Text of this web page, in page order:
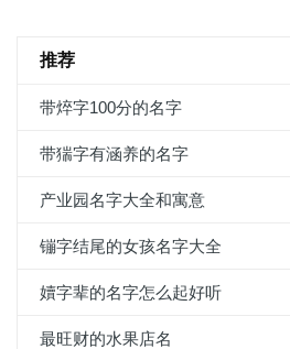
推荐
带焠字100分的名字
带猯字有涵养的名字
产业园名字大全和寓意
镚字结尾的女孩名字大全
嬻字辈的名字怎么起好听
最旺财的水果店名